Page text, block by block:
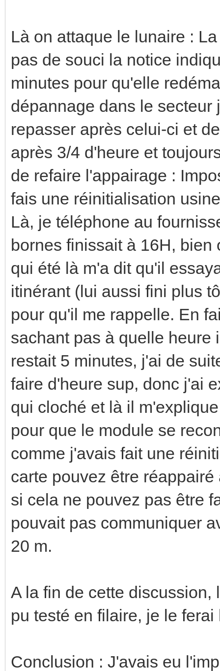
Là on attaque le lunaire :
pas de souci la notice
minutes pour qu'elle
dépannage dans le
repasser après celui-ci et
après 3/4 d'heure et
de refaire l'appairage :
fais une réinitialisation
Là, je téléphone au
bornes finissait à 16H,
qui été là m'a dit qu'il
itinérant (lui aussi fini plus
pour qu'il me rappelle. En
sachant pas à quelle heure
restait 5 minutes, j'ai de
faire d'heure sup, donc j'ai
qui cloché et là il
pour que le module se
comme j'avais fait une
carte pouvez être
si cela ne pouvez pas être
pouvait pas communiquer
20 m.
A la fin de cette
pu testé en filaire, je le
Conclusion : J'avais eu